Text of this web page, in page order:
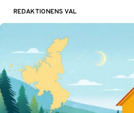
REDAKTIONENS VAL